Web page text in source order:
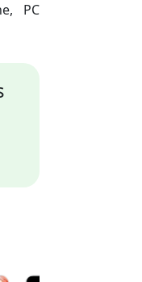
PC